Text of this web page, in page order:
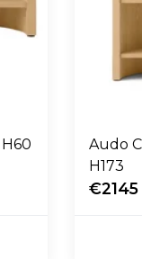
Audo
H173
€2145